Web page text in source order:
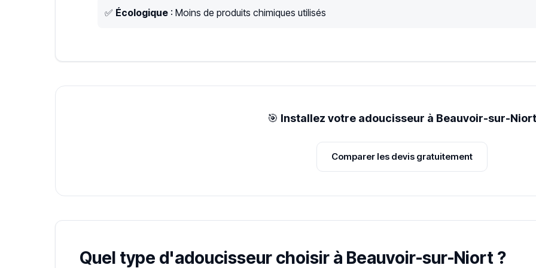
✅ Écologique : Moins de produits chimiques utilisés
🎯 Installez votre adoucisseur à Beauvoir-sur-Niort
Comparer les devis gratuitement
Quel type d'adoucisseur choisir à Beauvoir-sur-Niort ?